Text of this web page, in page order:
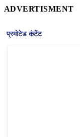
ADVERTISMENT